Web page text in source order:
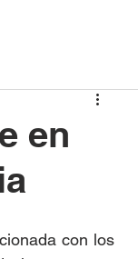
en
con los